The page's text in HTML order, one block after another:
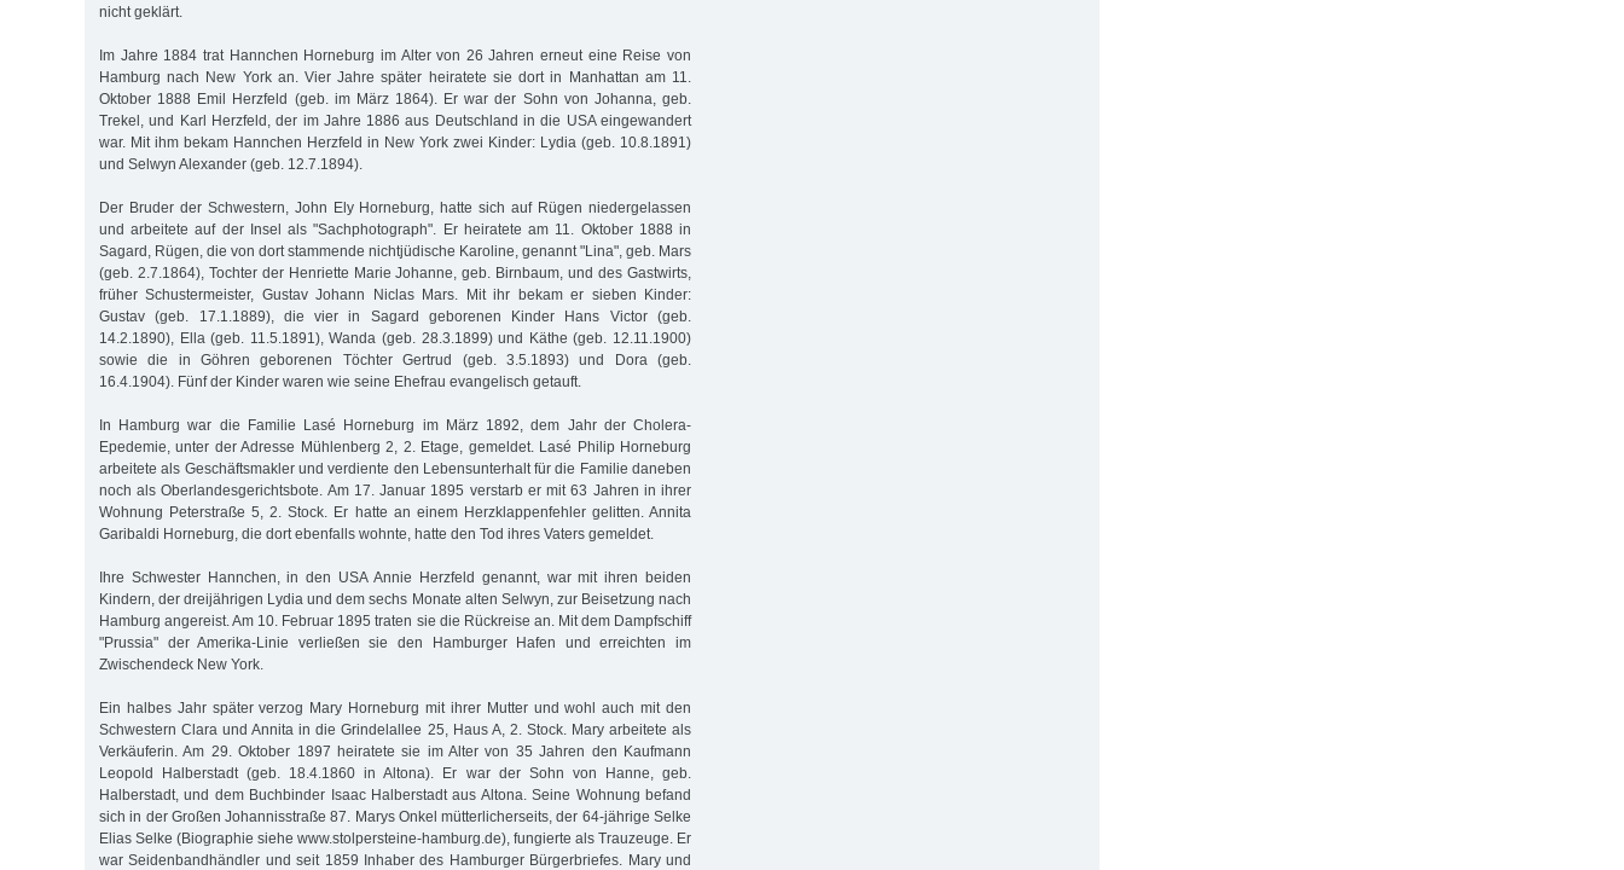
nicht geklärt.
Im Jahre 1884 trat Hannchen Horneburg im Alter von 26 Jahren erneut eine Reise von
Hamburg nach New York an. Vier Jahre später heiratete sie dort in Manhattan am 11.
Oktober 1888 Emil Herzfeld (geb. im März 1864). Er war der Sohn von Johanna, geb.
Trekel, und Karl Herzfeld, der im Jahre 1886 aus Deutschland in die USA eingewandert
war. Mit ihm bekam Hannchen Herzfeld in New York zwei Kinder: Lydia (geb. 10.8.1891)
und Selwyn Alexander (geb. 12.7.1894).
Der Bruder der Schwestern, John Ely Horneburg, hatte sich auf Rügen niedergelassen
und arbeitete auf der Insel als "Sachphotograph". Er heiratete am 11. Oktober 1888 in
Sagard, Rügen, die von dort stammende nichtjüdische Karoline, genannt "Lina", geb. Mars
(geb. 2.7.1864), Tochter der Henriette Marie Johanne, geb. Birnbaum, und des Gastwirts,
früher Schustermeister, Gustav Johann Niclas Mars. Mit ihr bekam er sieben Kinder:
Gustav (geb. 17.1.1889), die vier in Sagard geborenen Kinder Hans Victor (geb.
14.2.1890), Ella (geb. 11.5.1891), Wanda (geb. 28.3.1899) und Käthe (geb. 12.11.1900)
sowie die in Göhren geborenen Töchter Gertrud (geb. 3.5.1893) und Dora (geb.
16.4.1904). Fünf der Kinder waren wie seine Ehefrau evangelisch getauft.
In Hamburg war die Familie Lasé Horneburg im März 1892, dem Jahr der Cholera-
Epedemie, unter der Adresse Mühlenberg 2, 2. Etage, gemeldet. Lasé Philip Horneburg
arbeitete als Geschäftsmakler und verdiente den Lebensunterhalt für die Familie daneben
noch als Oberlandesgerichtsbote. Am 17. Januar 1895 verstarb er mit 63 Jahren in ihrer
Wohnung Peterstraße 5, 2. Stock. Er hatte an einem Herzklappenfehler gelitten. Annita
Garibaldi Horneburg, die dort ebenfalls wohnte, hatte den Tod ihres Vaters gemeldet.
Ihre Schwester Hannchen, in den USA Annie Herzfeld genannt, war mit ihren beiden
Kindern, der dreijährigen Lydia und dem sechs Monate alten Selwyn, zur Beisetzung nach
Hamburg angereist. Am 10. Februar 1895 traten sie die Rückreise an. Mit dem Dampfschiff
"Prussia" der Amerika-Linie verließen sie den Hamburger Hafen und erreichten im
Zwischendeck New York.
Ein halbes Jahr später verzog Mary Horneburg mit ihrer Mutter und wohl auch mit den
Schwestern Clara und Annita in die Grindelallee 25, Haus A, 2. Stock. Mary arbeitete als
Verkäuferin. Am 29. Oktober 1897 heiratete sie im Alter von 35 Jahren den Kaufmann
Leopold Halberstadt (geb. 18.4.1860 in Altona). Er war der Sohn von Hanne, geb.
Halberstadt, und dem Buchbinder Isaac Halberstadt aus Altona. Seine Wohnung befand
sich in der Großen Johannisstraße 87. Marys Onkel mütterlicherseits, der 64-jährige Selke
Elias Selke (Biographie siehe www.stolpersteine-hamburg.de), fungierte als Trauzeuge. Er
war Seidenbandhändler und seit 1859 Inhaber des Hamburger Bürgerbriefes. Mary und